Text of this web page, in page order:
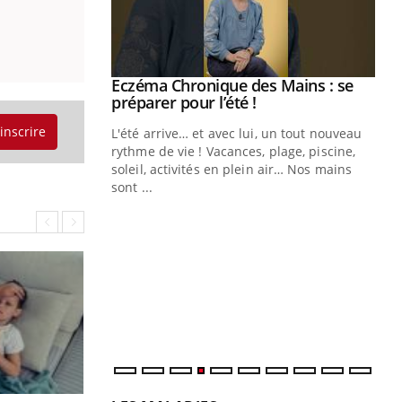
de type 2
chez les
Youtube
Eczéma Chronique des Mains : se
préparer pour l’été !Youtube
L'été arrive… et avec lui, un tout nouveau
rythme de vie ! Vacances, plage, piscine,
soleil, activités en plein air… Nos mains
sont ...